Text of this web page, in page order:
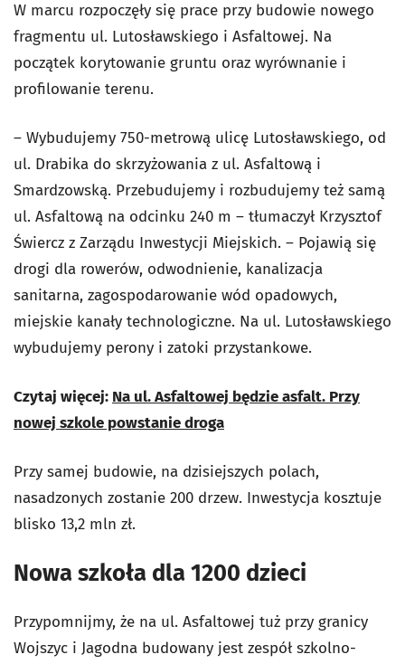
W marcu rozpoczęły się prace przy budowie nowego
fragmentu ul. Lutosławskiego i Asfaltowej. Na
początek korytowanie gruntu oraz wyrównanie i
profilowanie terenu.
– Wybudujemy 750-metrową ulicę Lutosławskiego, od
ul. Drabika do skrzyżowania z ul. Asfaltową i
Smardzowską. Przebudujemy i rozbudujemy też samą
ul. Asfaltową na odcinku 240 m – tłumaczył Krzysztof
Świercz z Zarządu Inwestycji Miejskich. – Pojawią się
drogi dla rowerów, odwodnienie, kanalizacja
sanitarna, zagospodarowanie wód opadowych,
miejskie kanały technologiczne. Na ul. Lutosławskiego
wybudujemy perony i zatoki przystankowe.
Czytaj więcej: Na ul. Asfaltowej będzie asfalt. Przy
nowej szkole powstanie droga
Przy samej budowie, na dzisiejszych polach,
nasadzonych zostanie 200 drzew. Inwestycja kosztuje
blisko 13,2 mln zł.
Nowa szkoła dla 1200 dzieci
Przypomnijmy, że na ul. Asfaltowej tuż przy granicy
Wojszyc i Jagodna budowany jest zespół szkolno-